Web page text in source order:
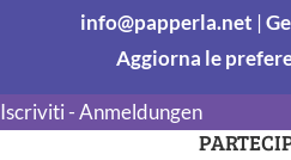
info@papperla.net |
Aggiorna le
Iscriviti - Anmeldungen